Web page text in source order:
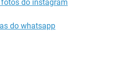
do instagram
do whatsapp